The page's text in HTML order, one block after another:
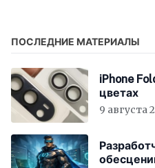
ПОСЛЕДНИЕ МАТЕРИАЛЫ
iPhone
цветах
9 августа